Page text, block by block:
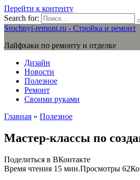
Перейти к контенту
Search for:
Srochnyi-remont.ru - Стройка и ремонт
Лайфхаки по ремонту и отделке
Дизайн
Новости
Полезное
Ремонт
Своими руками
Главная » Полезное
Мастер-классы по
Поделиться в ВКонтакте
Время чтения 15 мин.Просмотры 62